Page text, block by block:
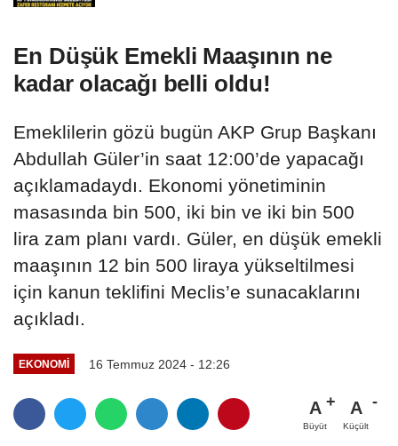
En Düşük Emekli Maaşının ne
kadar olacağı belli oldu!
Emeklilerin gözü bugün AKP Grup Başkanı
Abdullah Güler’in saat 12:00’de yapacağı
açıklamadaydı. Ekonomi yönetiminin
masasında bin 500, iki bin ve iki bin 500
lira zam planı vardı. Güler, en düşük emekli
maaşının 12 bin 500 liraya yükseltilmesi
için kanun teklifini Meclis’e sunacaklarını
açıkladı.
EKONOMI 16 Temmuz 2024 - 12:26
A
Büyüt
A
Küçült